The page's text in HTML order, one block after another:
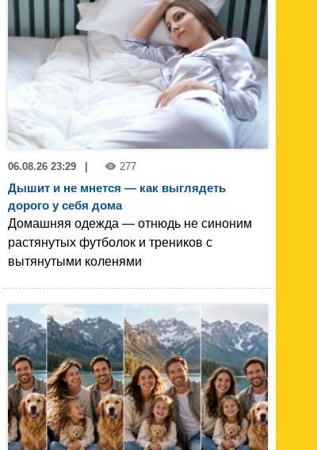
06.08.26 23:29 277
Дышит и не мнется — как выглядеть
дорого у себя дома
Домашняя одежда — отнюдь не синоним
растянутых футболок и треников с
вытянутыми коленями